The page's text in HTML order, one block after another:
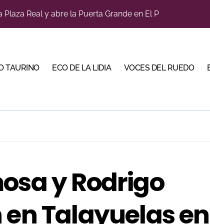
Real y abre la Puerta Grande en El Puerto
con alicientes y marcado acento torista
abre la feria de La Albahaca de Huesca
el cuadro de honor de las Colombinas 2026
y sale reforzado junto a Manzanares y Morante
TAURINO ECO DE LA LIDIA VOCES DEL RUEDO
y Rodrigo
Talayuelas en